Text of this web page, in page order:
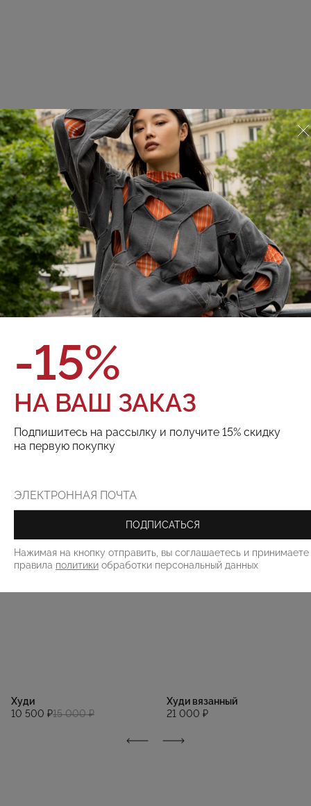
Свитшот
825.01.SWS10.11
О товаре Оплата и доставка
Бренд:
Red September
Цвет:
Размер:
ТОВАРА НЕТ В НАЛИЧИИ
Поделиться:
РЕКОМЕНДУЕМ
Худи
10 500 ₽15 000 ₽
Худи вязанный
21 000 ₽
-15%
НА ВАШ ЗАКАЗ
Подпишитесь на рассылку и получите 15% скидку
на первую покупку
ПОДПИСАТЬСЯ
Нажимая на кнопку отправить, вы соглашаетесь и принимаете
правила политики обработки персональный данных